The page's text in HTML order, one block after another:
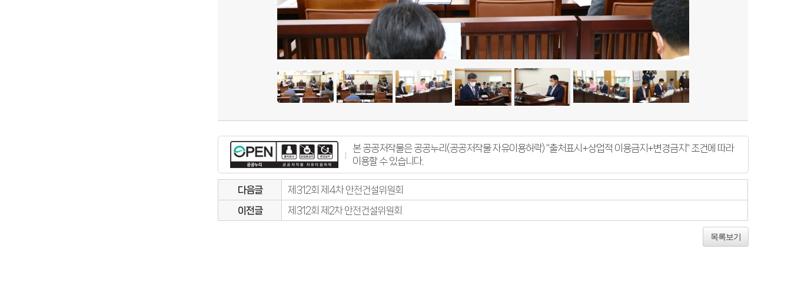
본 공공저작물은 공공누리(공공저작물 자유이용허락) "출처표시+상업적 이용금지+변경금지" 조건에 따라
이용할 수 있습니다.
다음글
제312회 제4차 안전건설위원회
이전글
제312회 제2차 안전건설위원회
목록보기